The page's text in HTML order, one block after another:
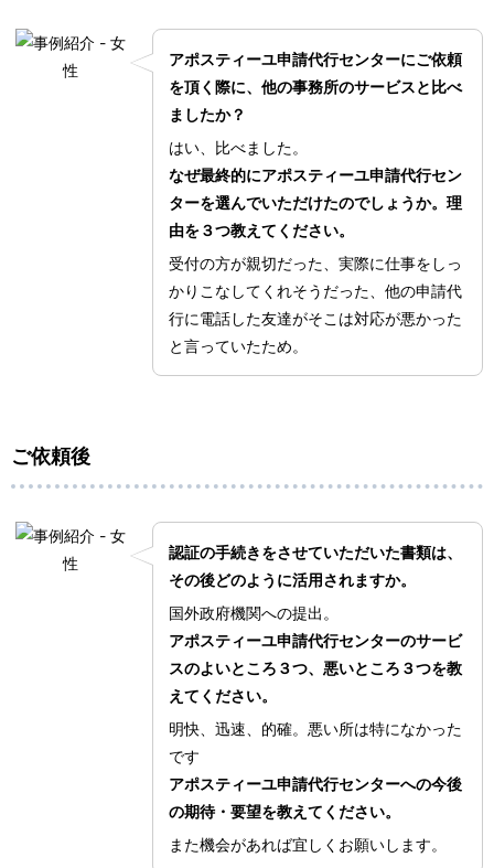
アポスティーユ申請代行センターにご依頼
を頂く際に、他の事務所のサービスと比べ
ましたか？
はい、比べました。
なぜ最終的にアポスティーユ申請代行セン
ターを選んでいただけたのでしょうか。理
由を３つ教えてください。
受付の方が親切だった、実際に仕事をしっ
かりこなしてくれそうだった、他の申請代
行に電話した友達がそこは対応が悪かった
と言っていたため。
ご依頼後
認証の手続きをさせていただいた書類は、
その後どのように活用されますか。
国外政府機関への提出。
アポスティーユ申請代行センターのサービ
スのよいところ３つ、悪いところ３つを教
えてください。
明快、迅速、的確。悪い所は特になかった
です
アポスティーユ申請代行センターへの今後
の期待・要望を教えてください。
また機会があれば宜しくお願いします。